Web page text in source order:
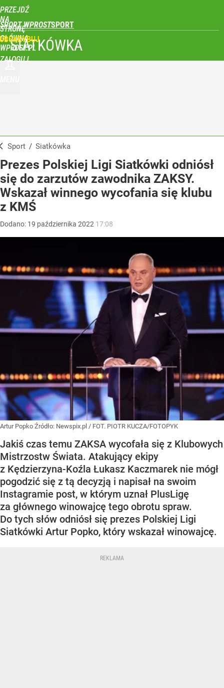
PRZEJDŹ
NA
STRONĘ
GŁÓWNĄ
WPROST.PL
SPORT WPROST
ZALOGUJ
SIATKÓWKA
Sport / Siatkówka
Prezes Polskiej Ligi Siatkówki odniósł
się do zarzutów zawodnika ZAKSY.
Wskazał winnego wycofania się klubu
z KMŚ
Dodano: 19 października 2022 17:08
Artur Popko Źródło: Newspix.pl / FOT. PIOTR KUCZA/FOTOPYK
Jakiś czas temu ZAKSA wycofała się z Klubowych
Mistrzostw Świata. Atakujący ekipy
z Kędzierzyna-Koźla Łukasz Kaczmarek nie mógł
pogodzić się z tą decyzją i napisał na swoim
Instagramie post, w którym uznał PlusLigę
za głównego winowajcę tego obrotu spraw.
Do tych słów odniósł się prezes Polskiej Ligi
Siatkówki Artur Popko, który wskazał winowajcę.